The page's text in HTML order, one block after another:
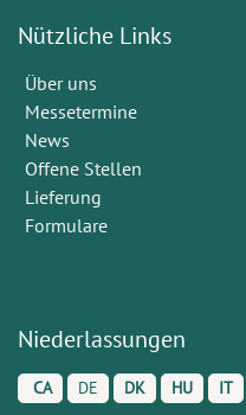
Nützliche Links
Über uns
Messetermine
News
Offene Stellen
Lieferung
Formulare
Niederlassungen
CA DE DK HU IT